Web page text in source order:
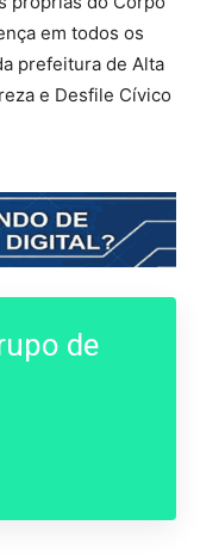
em todos os
prefeitura de Alta
e Desfile Cívico
de